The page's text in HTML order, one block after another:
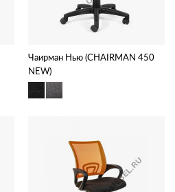
Чаирман Нью (CHAIRMAN 450
NEW)